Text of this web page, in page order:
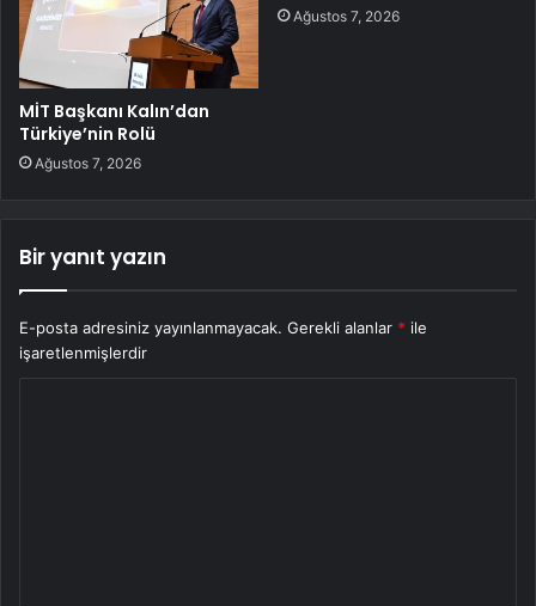
MİT Başkanı Kalın’dan
Türkiye’nin Rolü
Ağustos 7, 2026
Ağustos 7, 2026
Bir yanıt yazın
E-posta adresiniz yayınlanmayacak. Gerekli alanlar * ile
işaretlenmişlerdir